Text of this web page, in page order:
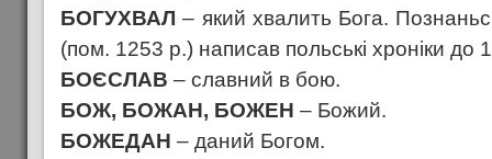
БОГУХВАЛ – який хвалить Бога.
(пом. 1253 р.) написав польські хроніки до
БОЄСЛАВ – славний в бою.
БОЖ, БОЖАН, БОЖЕН – Божий.
БОЖЕДАН – даний Богом.